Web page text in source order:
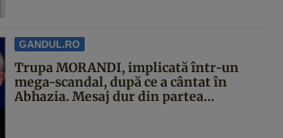
GANDUL.RO
Trupa MORANDI, implicată într-un
mega-scandal, după ce a cântat în
Abhazia. Mesaj dur din partea...